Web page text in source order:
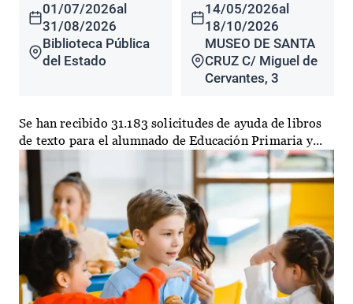
01/07/2026al
31/08/2026
Biblioteca Pública
del Estado
14/05/2026al
18/10/2026
MUSEO DE SANTA
CRUZ C/ Miguel de
Cervantes, 3
Se han recibido 31.183 solicitudes de ayuda de libros
de texto para el alumnado de Educación Primaria y...